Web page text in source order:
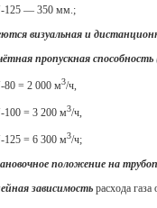
125 — 350 мм.;
визуальная и
пропускная
= 2 000 м3/ч,
= 3 200 м3/ч,
= 6 300 м3/ч;
положение на
зависимость расхода